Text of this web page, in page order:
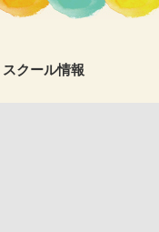
スクール情報